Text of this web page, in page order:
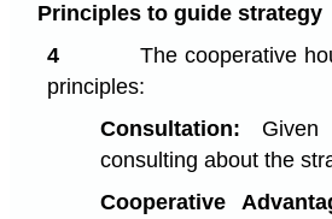
Principles to guide strategy
4
The cooperative
principles:
Consultation: Given
consulting about the
Cooperative